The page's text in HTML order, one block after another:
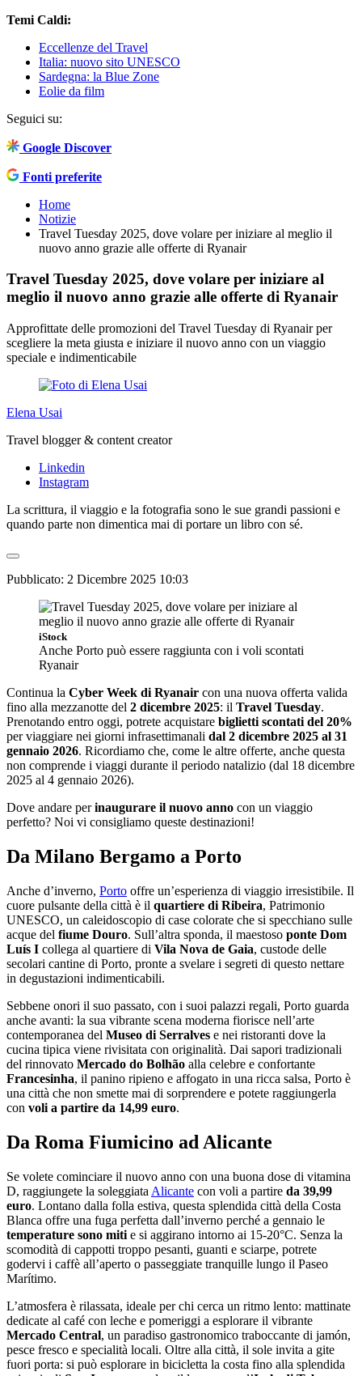
Temi Caldi:
Eccellenze del Travel
Italia: nuovo sito UNESCO
Sardegna: la Blue Zone
Eolie da film
Seguici su:
Google Discover
Fonti preferite
Home
Notizie
Travel Tuesday 2025, dove volare per iniziare al meglio il
nuovo anno grazie alle offerte di Ryanair
Travel Tuesday 2025, dove volare per iniziare al
meglio il nuovo anno grazie alle offerte di Ryanair
Approfittate delle promozioni del Travel Tuesday di Ryanair per
scegliere la meta giusta e iniziare il nuovo anno con un viaggio
speciale e indimenticabile
Elena Usai
Travel blogger & content creator
Linkedin
Instagram
La scrittura, il viaggio e la fotografia sono le sue grandi passioni e
quando parte non dimentica mai di portare un libro con sé.
Pubblicato: 2 Dicembre 2025 10:03
iStock
Anche Porto può essere raggiunta con i voli scontati
Ryanair
Continua la Cyber Week di Ryanair con una nuova offerta valida
fino alla mezzanotte del 2 dicembre 2025: il Travel Tuesday.
Prenotando entro oggi, potrete acquistare biglietti scontati del 20%
per viaggiare nei giorni infrasettimanali dal 2 dicembre 2025 al 31
gennaio 2026. Ricordiamo che, come le altre offerte, anche questa
non comprende i viaggi durante il periodo natalizio (dal 18 dicembre
2025 al 4 gennaio 2026).
Dove andare perinaugurare il nuovo anno con un viaggio
perfetto? Noi vi consigliamo queste destinazioni!
Da Milano Bergamo a Porto
Anche d’inverno, Porto offre un’esperienza di viaggio irresistibile. Il
cuore pulsante della città è il quartiere di Ribeira, Patrimonio
UNESCO, un caleidoscopio di case colorate che si specchiano sulle
acque del fiume Douro. Sull’altra sponda, il maestoso ponte Dom
Luís I collega al quartiere di Vila Nova de Gaia, custode delle
secolari cantine di Porto, pronte a svelare i segreti di questo nettare
in degustazioni indimenticabili.
Sebbene onori il suo passato, con i suoi palazzi regali, Porto guarda
anche avanti: la sua vibrante scena moderna fiorisce nell’arte
contemporanea del Museo di Serralves e nei ristoranti dove la
cucina tipica viene rivisitata con originalità. Dai sapori tradizionali
del rinnovato Mercado do Bolhão alla celebre e confortante
Francesinha, il panino ripieno e affogato in una ricca salsa, Porto è
una città che non smette mai di sorprendere e potete raggiungerla
con voli a partire da 14,99 euro.
Da Roma Fiumicino ad Alicante
Se volete cominciare il nuovo anno con una buona dose di vitamina
D, raggiungete la soleggiata Alicante con voli a partire da 39,99
euro. Lontano dalla folla estiva, questa splendida città della Costa
Blanca offre una fuga perfetta dall’inverno perché a gennaio le
temperature sono miti e si aggirano intorno ai 15-20°C. Senza la
scomodità di cappotti troppo pesanti, guanti e sciarpe, potrete
godervi i caffè all’aperto o passeggiate tranquille lungo il Paseo
Marítimo.
L’atmosfera è rilassata, ideale per chi cerca un ritmo lento: mattinate
dedicate al café con leche e pomeriggi a esplorare il vibrante
Mercado Central, un paradiso gastronomico traboccante di jamón,
pesce fresco e specialità locali. Oltre alla città, il sole invita a gite
fuori porta: si può esplorare in bicicletta la costa fino alla splendida